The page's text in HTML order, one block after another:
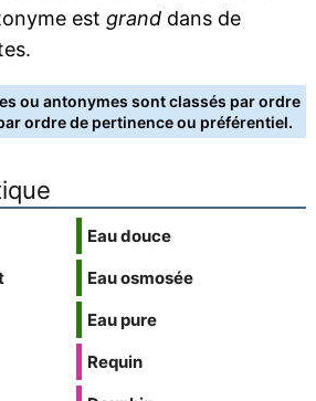
est granddans de
ou antonymes sont classés par ordre
ordre de pertinence ou préférentiel.
Eau douce
Eau osmosée
Eau pure
Requin